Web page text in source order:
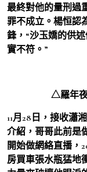
最終對他的量刑過
罪不成立。楊恒認
鋒，“沙玉嬌的供
實不符。”
△羅年夜
11月28日，接收瀟
介紹，哥哥此前是
開始做網絡直播，
房買車張水瓶猛地